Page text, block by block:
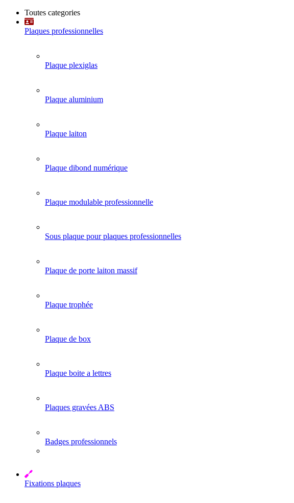
Toutes categories
Plaques professionnelles
Plaque plexiglas
Plaque aluminium
Plaque laiton
Plaque dibond numérique
Plaque modulable professionnelle
Sous plaque pour plaques professionnelles
Plaque de porte laiton massif
Plaque trophée
Plaque de box
Plaque boite a lettres
Plaques gravées ABS
Badges professionnels
Fixations plaques